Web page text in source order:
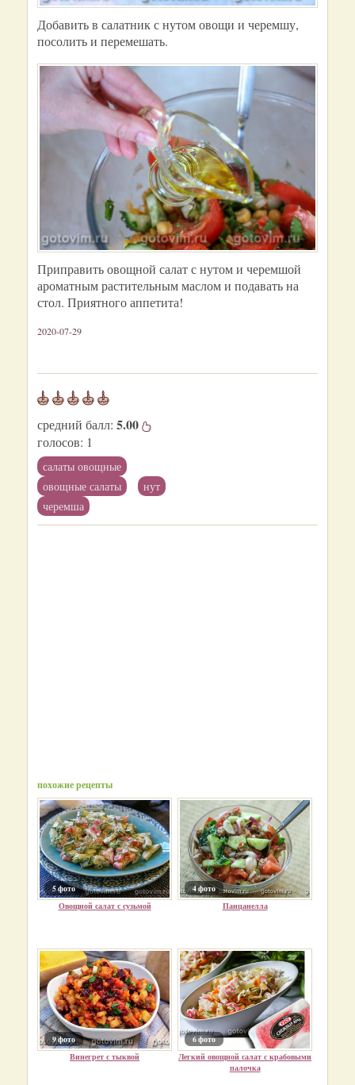
Добавить в салатник с нутом овощи и черемшу,
посолить и перемешать.
Приправить овощной салат с нутом и черемшой
ароматным растительным маслом и подавать на
стол. Приятного аппетита!
2020-07-29
средний балл: 5.00
голосов: 1
салаты овощные
овощные салаты
нут
черемша
похожие рецепты
5 фото
Овощной салат с сузьмой
4 фото
Панцанелла
9 фото
Винегрет с тыквой
6 фото
Легкий овощной салат с крабовыми
палочка